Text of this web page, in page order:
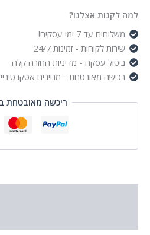
למה לקנות אצלנו?
משלוחים עד 7 ימי עסקים!
שירות לקוחות - זמינות 24/7
ביטול עסקה - מדיניות החזרה קלה
רכישה מאובטחת - מחירים
ריכשה מאובטחת